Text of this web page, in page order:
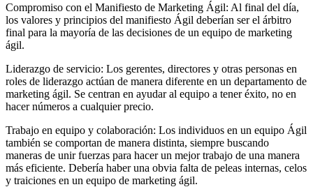
Compromiso con el Manifiesto de Marketing Ágil: Al final del día,
los valores y principios del manifiesto Ágil deberían ser el árbitro
final para la mayoría de las decisiones de un equipo de marketing
ágil.
Liderazgo de servicio: Los gerentes, directores y otras personas en
roles de liderazgo actúan de manera diferente en un departamento de
marketing ágil. Se centran en ayudar al equipo a tener éxito, no en
hacer números a cualquier precio.
Trabajo en equipo y colaboración: Los individuos en un equipo Ágil
también se comportan de manera distinta, siempre buscando
maneras de unir fuerzas para hacer un mejor trabajo de una manera
más eficiente. Debería haber una obvia falta de peleas internas, celos
y traiciones en un equipo de marketing ágil.